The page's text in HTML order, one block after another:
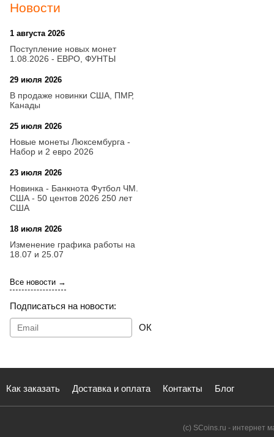
Новости
1 августа 2026
Поступление новых монет
1.08.2026 - ЕВРО, ФУНТЫ
29 июля 2026
В продаже новинки США, ПМР,
Канады
25 июля 2026
Новые монеты Люксембурга -
Набор и 2 евро 2026
23 июля 2026
Новинка - Банкнота Футбол ЧМ.
США - 50 центов 2026 250 лет
США
18 июля 2026
Изменение графика работы на
18.07 и 25.07
Все новости →
Подписаться на новости:
ОК
Как заказать Доставка и оплата Контакты Блог
(с) SCoins.ru - интернет